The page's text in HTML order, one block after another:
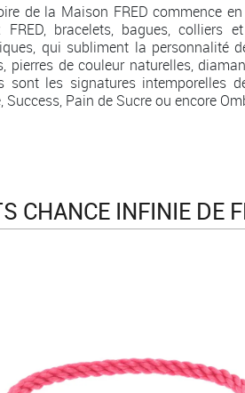
de la Maison FRED commence
FRED, bracelets, bagues, colliers
qui subliment la personnalité
pierres de couleur naturelles,
sont les signatures intemporelles
Success, Pain de Sucre ou encore
CHANCE INFINIE DE